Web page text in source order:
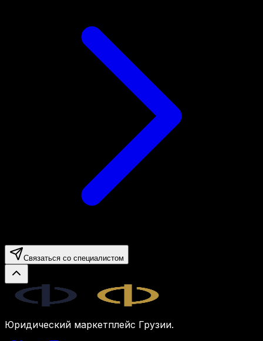
Связаться со специалистом
Юридический маркетплейс Грузии.